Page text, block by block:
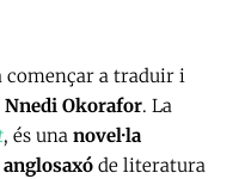
començar a traduir i
Nnedi Okorafor. La
, és una novel·la
de literatura